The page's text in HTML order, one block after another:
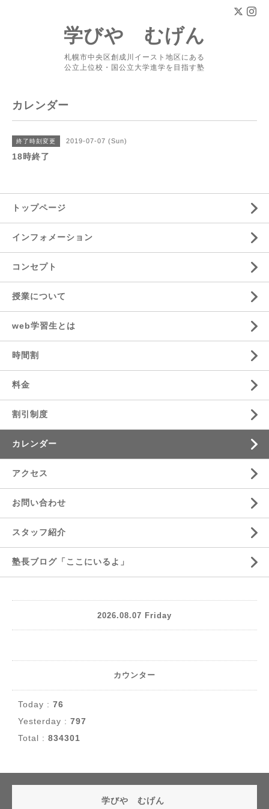
学びや むげん
札幌市中央区創成川イースト地区にある
公立上位校・国公立大学進学を目指す塾
カレンダー
終了時刻変更 2019-07-07 (Sun)
18時終了
トップページ
インフォメーション
コンセプト
授業について
web学習生とは
時間割
料金
割引制度
カレンダー
アクセス
お問い合わせ
スタッフ紹介
塾長ブログ「ここにいるよ」
2026.08.07 Friday
カウンター
Today : 76
Yesterday : 797
Total : 834301
学びや むげん